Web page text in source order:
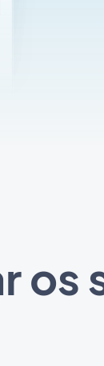
os